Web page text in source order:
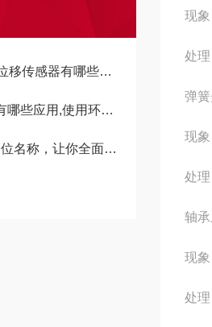
器有哪些以及优缺点
用,使用环境是怎样的？
让你全面了解电磁阀结构
现
处
弹
现
处
轴
现
处